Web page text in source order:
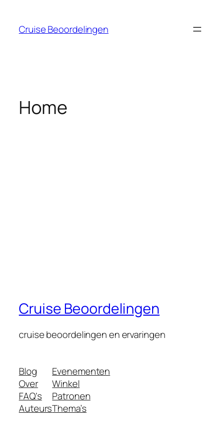
Cruise Beoordelingen
Home
Cruise Beoordelingen
cruise beoordelingen en ervaringen
Blog
Over
FAQ's
Auteurs
Evenementen
Winkel
Patronen
Thema’s